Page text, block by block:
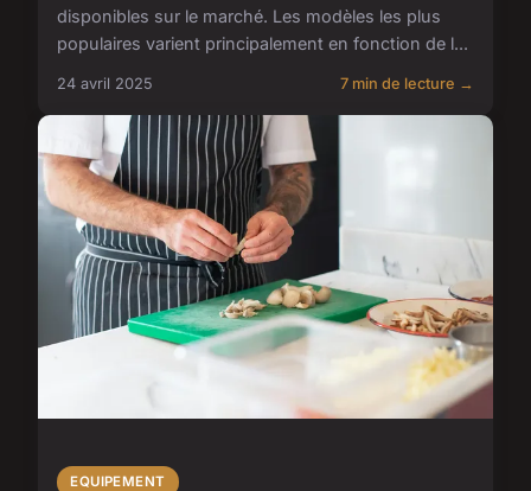
disponibles sur le marché. Les modèles les plus
populaires varient principalement en fonction de l...
24 avril 2025 7 min de lecture →
EQUIPEMENT